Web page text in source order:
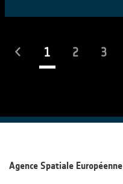
1(actuel)
2 3
Agence Spatiale Européenne